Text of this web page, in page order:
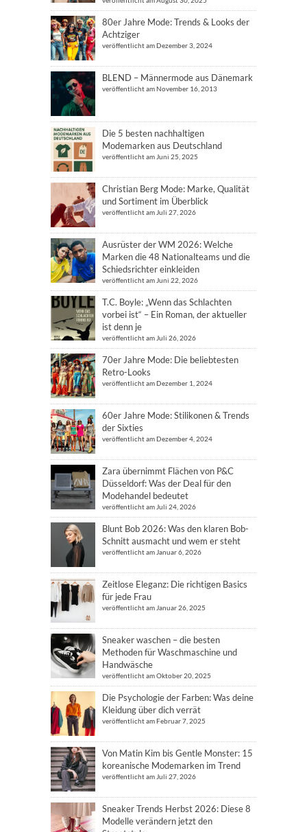
80er Jahre Mode: Trends & Looks der
Achtziger
veröffentlicht am Dezember 3, 2024
BLEND – Männermode aus Dänemark
veröffentlicht am November 16, 2013
Die 5 besten nachhaltigen
Modemarken aus Deutschland
veröffentlicht am Juni 25, 2025
Christian Berg Mode: Marke, Qualität
und Sortiment im Überblick
veröffentlicht am Juli 27, 2026
Ausrüster der WM 2026: Welche
Marken die 48 Nationalteams und die
Schiedsrichter einkleiden
veröffentlicht am Juni 22, 2026
T.C. Boyle: „Wenn das Schlachten
vorbei ist“ – Ein Roman, der aktueller
ist denn je
veröffentlicht am Juli 26, 2026
70er Jahre Mode: Die beliebtesten
Retro-Looks
veröffentlicht am Dezember 1, 2024
60er Jahre Mode: Stilikonen & Trends
der Sixties
veröffentlicht am Dezember 4, 2024
Zara übernimmt Flächen von P&C
Düsseldorf: Was der Deal für den
Modehandel bedeutet
veröffentlicht am Juli 24, 2026
Blunt Bob 2026: Was den klaren Bob-
Schnitt ausmacht und wem er steht
veröffentlicht am Januar 6, 2026
Zeitlose Eleganz: Die richtigen Basics
für jede Frau
veröffentlicht am Januar 26, 2025
Sneaker waschen – die besten
Methoden für Waschmaschine und
Handwäsche
veröffentlicht am Oktober 20, 2025
Die Psychologie der Farben: Was deine
Kleidung über dich verrät
veröffentlicht am Februar 7, 2025
Von Matin Kim bis Gentle Monster: 15
koreanische Modemarken im Trend
veröffentlicht am Juli 27, 2026
Sneaker Trends Herbst 2026: Diese 8
Modelle verändern jetzt den